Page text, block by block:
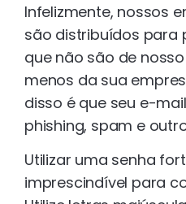
Infelizmente, nossos
são distribuídos para
que não são de
menos da sua
disso é que seu e-
phishing, spam e
Utilizar uma senha
imprescindível para